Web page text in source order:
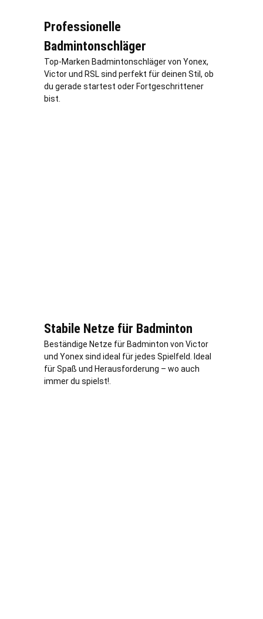
Professionelle
Badmintonschläger
Top-Marken Badmintonschläger von Yonex,
Victor und RSL sind perfekt für deinen Stil, ob
du gerade startest oder Fortgeschrittener
bist.
Stabile Netze für Badminton
Beständige Netze für Badminton von Victor
und Yonex sind ideal für jedes Spielfeld. Ideal
für Spaß und Herausforderung – wo auch
immer du spielst!.